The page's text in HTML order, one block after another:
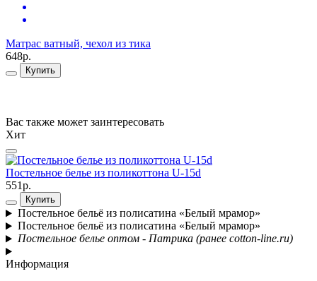
Матрас ватный, чехол из тика
648р.
Купить
Вас также может заинтересовать
Хит
Постельное белье из поликоттона U-15d
551р.
Купить
Постельное бельё из полисатина «Белый мрамор»
Постельное бельё из полисатина «Белый мрамор»
Постельное белье оптом - Патрика (ранее cotton-line.ru)
Информация